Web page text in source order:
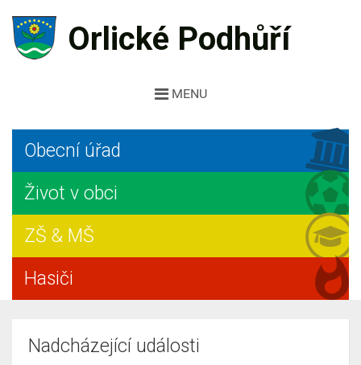
Orlické Podhůří
MENU
Obecní úřad
Život v obci
ZŠ & MŠ
Hasiči
Nadcházející události